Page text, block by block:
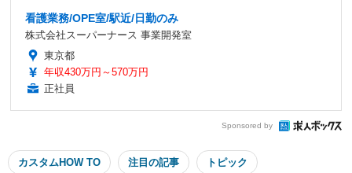
看護業務/OPE室/駅近/日勤のみ
株式会社スーパーナース 事業開発室
東京都
年収430万円～570万円
正社員
Sponsored by
カスタムHOW TO 注目の記事 トピック